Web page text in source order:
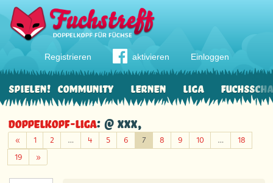
Registrieren aktivieren Einloggen
Community Lernen Liga
Spielen!
Doppelkopf-Liga: @ xxx,
«Zurück
1 2 … 4 5 6 7 8 9 10 …
18
19
»Weiter